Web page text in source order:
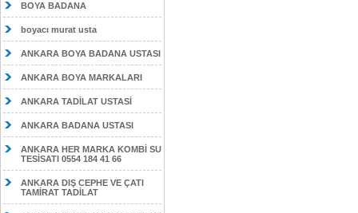
BOYA BADANA
boyacı murat usta
ANKARA BOYA BADANA USTASI
ANKARA BOYA MARKALARI
ANKARA TADİLAT USTASİ
ANKARA BADANA USTASI
ANKARA HER MARKA KOMBİ SU
TESİSATI 0554 184 41 66
ANKARA DIŞ CEPHE VE ÇATI
TAMİRAT TADİLAT